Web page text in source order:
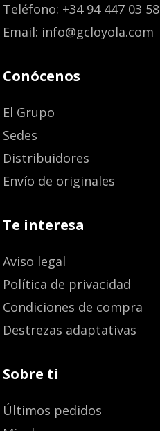
Teléfono: +34 94 447 03 58
Email: info@gcloyola.com
Conócenos
El Grupo
Sedes
Distribuidores
Envío de originales
Te interesa
Aviso legal
Política de privacidad
Condiciones de compra
Destrezas adaptativas
Sobre ti
Últimos pedidos